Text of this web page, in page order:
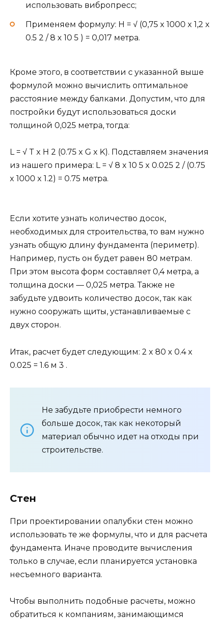
использовать вибропресс;
Применяем формулу: H = √ (0,75 x 1000 x 1,2 x
0.5 2 / 8 x 10 5 ) = 0,017 метра.
Кроме этого, в соответствии с указанной выше
формулой можно вычислить оптимальное
расстояние между балками. Допустим, что для
постройки будут использоваться доски
толщиной 0,025 метра, тогда:
L = √ T x H 2 (0.75 x G x K). Подставляем значения
из нашего примера: L = √ 8 x 10 5 x 0.025 2 / (0.75
x 1000 x 1.2) = 0.75 метра.
Если хотите узнать количество досок,
необходимых для строительства, то вам нужно
узнать общую длину фундамента (периметр).
Например, пусть он будет равен 80 метрам.
При этом высота форм составляет 0,4 метра, а
толщина доски — 0,025 метра. Также не
забудьте удвоить количество досок, так как
нужно сооружать щиты, устанавливаемые с
двух сторон.
Итак, расчет будет следующим: 2 x 80 x 0.4 x
0.025 = 1.6 м 3 .
Не забудьте приобрести немного
больше досок, так как некоторый
материал обычно идет на отходы при
строительстве.
Стен
При проектировании опалубки стен можно
использовать те же формулы, что и для расчета
фундамента. Иначе проводите вычисления
только в случае, если планируется установка
несъемного варианта.
Чтобы выполнить подобные расчеты, можно
обратиться к компаниям, занимающимся